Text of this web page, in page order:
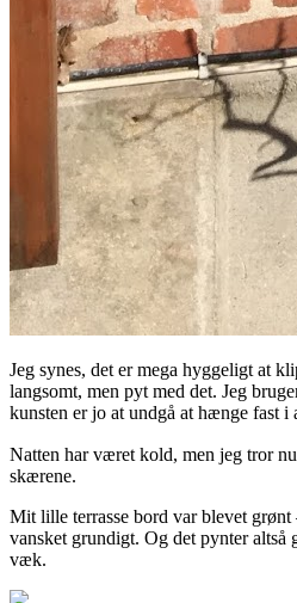
Jeg synes, det er mega hyggeligt at
langsomt, men pyt med det. Jeg
kunsten er jo at undgå at hænge fast i
Natten har været kold, men jeg tror
skærene.
Mit lille terrasse bord var blevet grønt
vansket grundigt. Og det pynter altså
væk.